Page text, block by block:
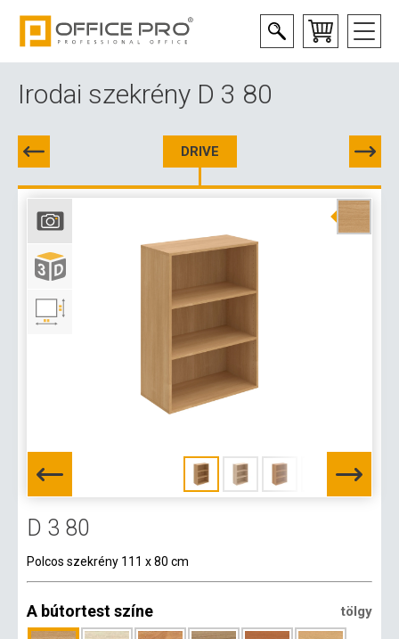
Irodai szekrény D 3 80
DRIVE
D 3 80
Polcos szekrény 111 x 80 cm
A bútortest színe tölgy